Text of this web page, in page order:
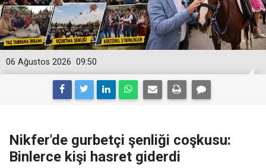
09:50
06 Ağustos 2026
Nikfer'de gurbetçi şenliği coşkusu:
Binlerce kişi hasret giderdi